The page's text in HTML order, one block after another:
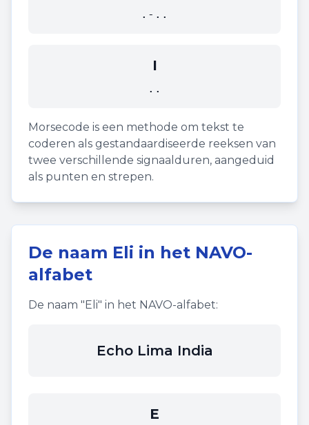
.-..
I
..
Morsecode is een methode om tekst te
coderen als gestandaardiseerde reeksen van
twee verschillende signaalduren, aangeduid
als punten en strepen.
De naam Eli in het NAVO-
alfabet
De naam "Eli" in het NAVO-alfabet:
Echo Lima India
E